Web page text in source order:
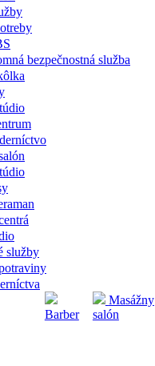
bezpečnostná služba
služby
Barber
Masážny
salón